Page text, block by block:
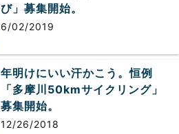
び」募集開始。
6/02/2019
年明けにいい汗かこう。恒例
「多摩川50kmサイクリング」
募集開始。
12/26/2018